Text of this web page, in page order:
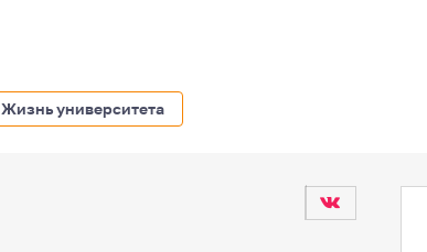
Жизнь университета